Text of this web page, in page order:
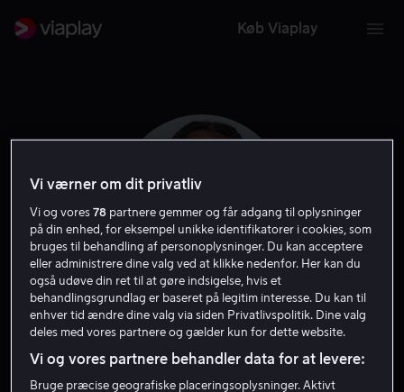
Køb Viaplay
Chandler DuPont
Vi værner om dit privatliv
Vi og vores78 partnere gemmer og får adgang til oplysninger
på din enhed, for eksempel unikke identifikatorer i cookies, som
bruges til behandling af personoplysninger. Du kan acceptere
eller administrere dine valg ved at klikke nedenfor. Her kan du
også udøve din ret til at gøre indsigelse, hvis et
behandlingsgrundlag er baseret på legitim interesse. Du kan til
enhver tid ændre dine valg via siden Privatlivspolitik. Dine valg
deles med vores partnere og gælder kun for dette website.
Vi og vores partnere behandler data for at levere:
Bruge præcise geografiske placeringsoplysninger. Aktivt